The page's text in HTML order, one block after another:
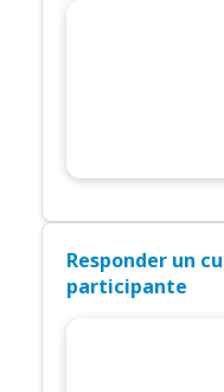
Responder un
participante